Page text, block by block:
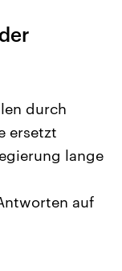
Beiträge,
die Vereinigten
Ländern
durch
ersetzt
lange
auf